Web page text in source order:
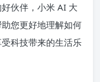
伙伴，小米 AI 大
您更好地理解如何
科技带来的生活乐